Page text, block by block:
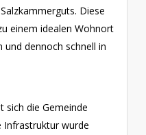
Diese
einem idealen Wohnort
dennoch schnell in
sich die Gemeinde
Infrastruktur wurde